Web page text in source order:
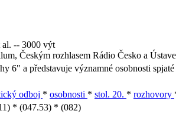
al. -- 3000 výt
Českým rozhlasem Rádio Česko a
6" a představuje významné osobnosti
odboj * osobnosti * stol. 20. * rozhovory
* (047.53) * (082)